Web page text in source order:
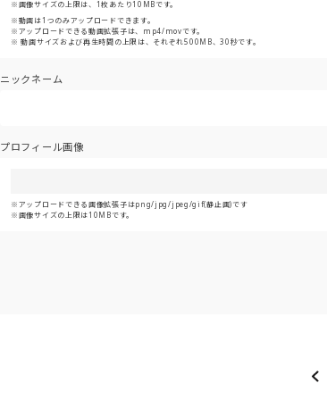
画像サイズの上限は、1枚あたり10MBです。
動画は1つのみアップロードできます。
アップロードできる動画拡張子は、mp4/movです。
動画サイズおよび再生時間の上限は、それぞれ500MB、30秒です。
ニックネーム
プロフィール画像
アップロードできる画像拡張子はpng/jpg/jpeg/gif(静止画)です
画像サイズの上限は10MBです。